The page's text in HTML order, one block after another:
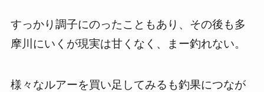
すっかり調子にのったこともあり、その後も多
摩川にいくが現実は甘くなく、まー釣れない。
様々なルアーを買い足してみるも釣果につなが